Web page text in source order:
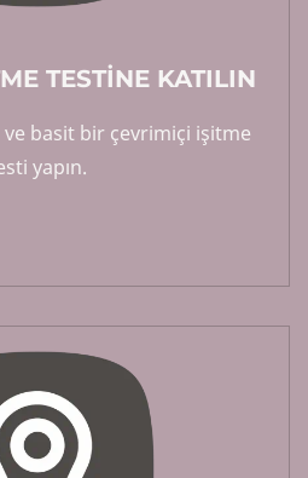
TESTİNE KATILIN
basit bir çevrimiçi işitme
yapın.